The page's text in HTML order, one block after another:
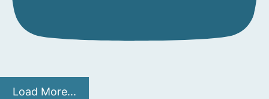
Load More...